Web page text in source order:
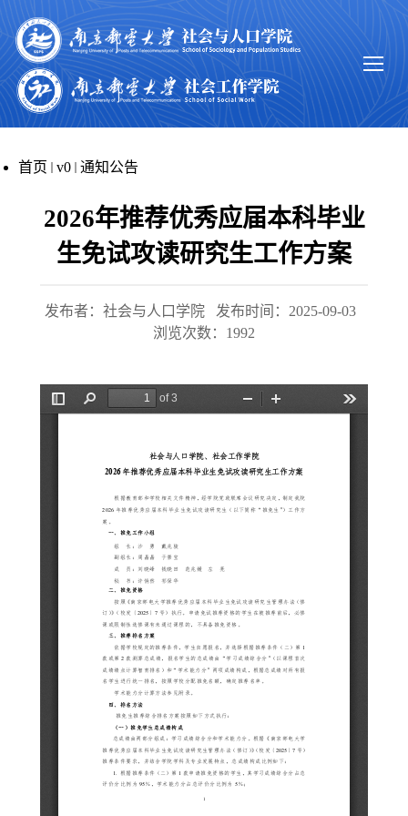
首页 v0 通知公告
2026年推荐优秀应届本科毕业
生免试攻读研究生工作方案
发布者：社会与人口学院
发布时间：2025-09-03
浏览次数： 1992